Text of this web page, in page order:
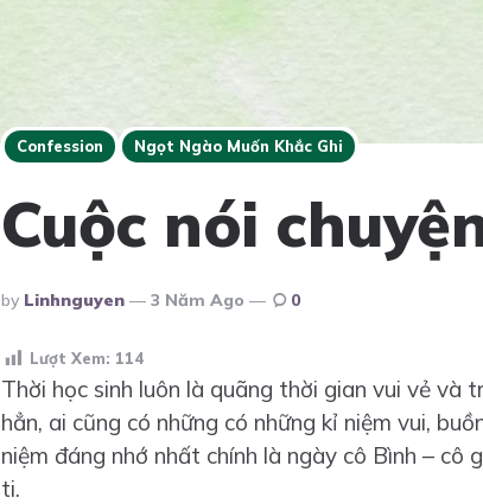
Confession Ngọt Ngào Muốn Khắc Ghi
Cuộc nói
Posted
By
By Linhnguyen 3 Năm Ago 0
Lượt Xem: 114
Thời học sinh luôn là quãng thời gian vui vẻ và
hẳn, ai cũng có những có những kỉ niệm vui,
niệm đáng nhớ nhất chính là ngày cô Bình –
ti.